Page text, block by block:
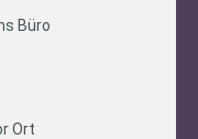
Büro
Ort